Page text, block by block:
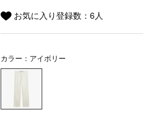
お気に入り登録数：6人
カラー：アイボリー